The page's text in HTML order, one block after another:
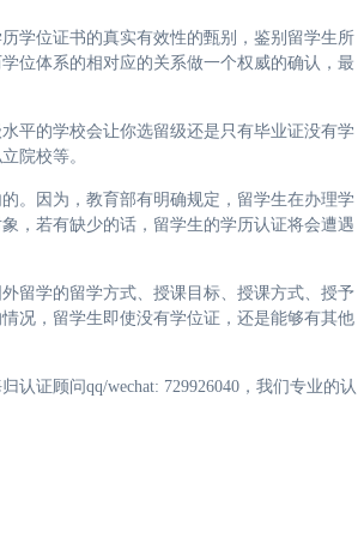
学位证书的真实有效性的甄别，鉴别留学生所
位体系的相对应的关系做一个权威的确认，最
平的学校会让你选留级还是只有毕业证没有学
院校等。
。因为，教育部有明确规定，留学生在办理学
，若有缺少的话，留学生的学历认证将会遭遇
留学的留学方式、授课目标、授课方式、授予
况，留学生即使没有学位证，还是能够有其他
证顾问qq/wechat: 729926040，我们专业的认